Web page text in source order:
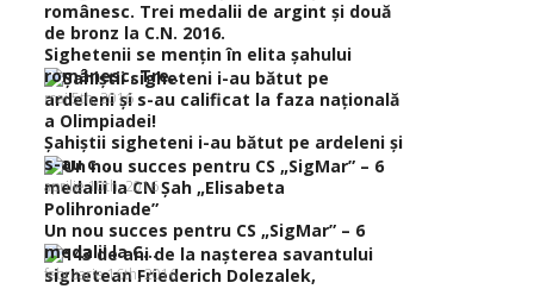
Sighetenii se menţin în elita şahului
românesc. Tre...
mai 5th, 2016
Şahiştii sigheteni i-au bătut pe ardeleni şi
s-au c...
aprilie 10th, 2016
Un nou succes pentru CS „SigMar” – 6
medalii la C...
februarie 16th, 2016